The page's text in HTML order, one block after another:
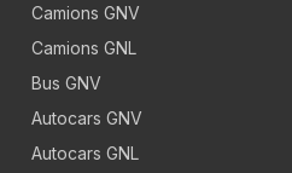
Camions GNV
Camions GNL
Bus GNV
Autocars GNV
Autocars GNL